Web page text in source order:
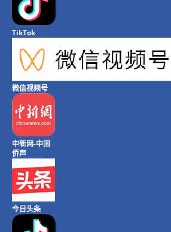
TikTok
微信视频号
中新网-中国
侨声
今日头条